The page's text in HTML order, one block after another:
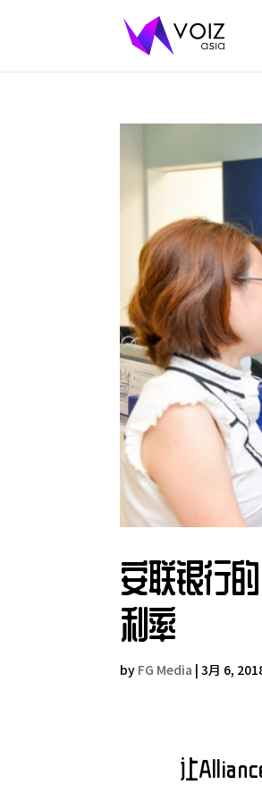
安联银行
利率
by FG Media |3月 6,
让